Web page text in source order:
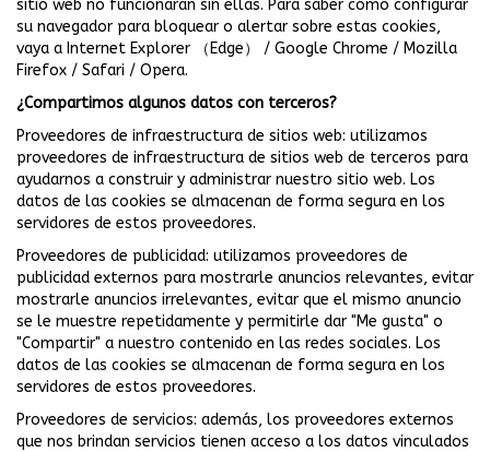
sitio web no funcionarán sin ellas. Para saber cómo configurar
su navegador para bloquear o alertar sobre estas cookies,
vaya a Internet Explorer （Edge） / Google Chrome / Mozilla
Firefox / Safari / Opera.
¿Compartimos algunos datos con terceros?
Proveedores de infraestructura de sitios web: utilizamos
proveedores de infraestructura de sitios web de terceros para
ayudarnos a construir y administrar nuestro sitio web. Los
datos de las cookies se almacenan de forma segura en los
servidores de estos proveedores.
Proveedores de publicidad: utilizamos proveedores de
publicidad externos para mostrarle anuncios relevantes, evitar
mostrarle anuncios irrelevantes, evitar que el mismo anuncio
se le muestre repetidamente y permitirle dar "Me gusta" o
"Compartir" a nuestro contenido en las redes sociales. Los
datos de las cookies se almacenan de forma segura en los
servidores de estos proveedores.
Proveedores de servicios: además, los proveedores externos
que nos brindan servicios tienen acceso a los datos vinculados